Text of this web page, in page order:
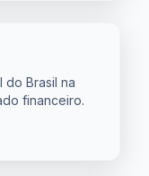
do Brasil na
financeiro.